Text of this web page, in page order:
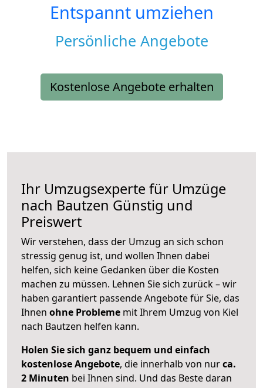
Entspannt umziehen
Persönliche Angebote
Kostenlose Angebote erhalten
Ihr Umzugsexperte für Umzüge
nach Bautzen Günstig und
Preiswert
Wir verstehen, dass der Umzug an sich schon
stressig genug ist, und wollen Ihnen dabei
helfen, sich keine Gedanken über die Kosten
machen zu müssen. Lehnen Sie sich zurück – wir
haben garantiert passende Angebote für Sie, das
Ihnen ohne Probleme mit Ihrem Umzug von Kiel
nach Bautzen helfen kann.
Holen Sie sich ganz bequem und einfach
kostenlose Angebote, die innerhalb von nurca.
2 Minuten bei Ihnen sind. Und das Beste daran